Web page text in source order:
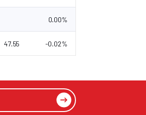
0.00%
47.55 -0.02%